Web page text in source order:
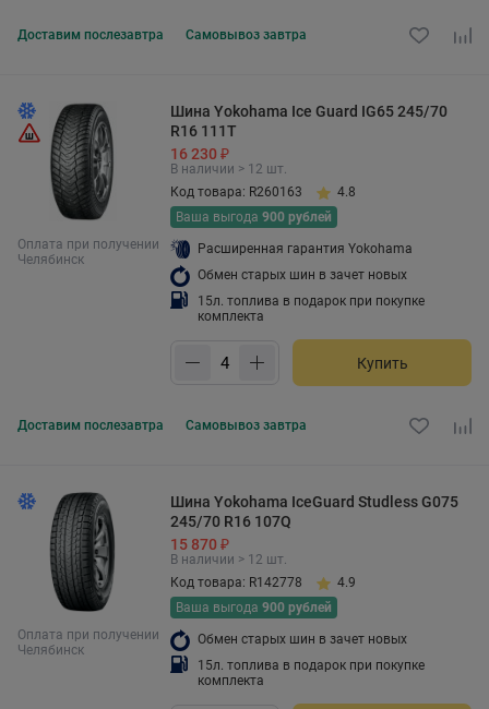
Доставим послезавтра Самовывоз завтра
Оплата при получении
Челябинск
Шина Yokohama Ice Guard IG65 245/70
R16 111T
16 230 ₽
В наличии > 12 шт.
Код товара: R260163
4.8
Ваша выгода 900 рублей
Расширенная гарантия Yokohama
Обмен старых шин в зачет новых
15л. топлива в подарок при покупке
комплекта
Купить
Доставим послезавтра Самовывоз завтра
Оплата при получении
Челябинск
Шина Yokohama IceGuard Studless G075
245/70 R16 107Q
15 870 ₽
В наличии > 12 шт.
Код товара: R142778
4.9
Ваша выгода 900 рублей
Обмен старых шин в зачет новых
15л. топлива в подарок при покупке
комплекта